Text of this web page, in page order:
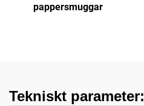
pappersmuggar
Tekniskt parameter: